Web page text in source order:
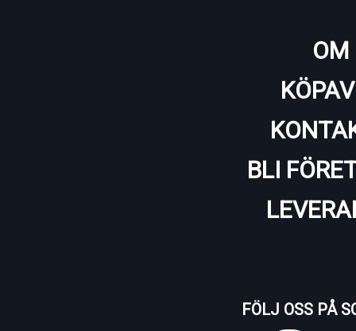
OM
BLI
FÖLJ OSS PÅ